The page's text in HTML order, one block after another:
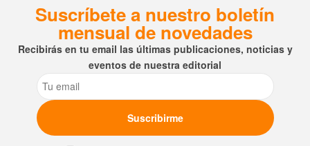
Suscríbete a nuestro boletín
mensual de novedades
Recibirás en tu email las últimas publicaciones, noticias y
eventos de nuestra editorial
Email